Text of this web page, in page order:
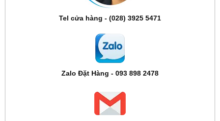
Tel cửa hàng - (028) 3925 5471
Zalo Đặt Hàng - 093 898 2478